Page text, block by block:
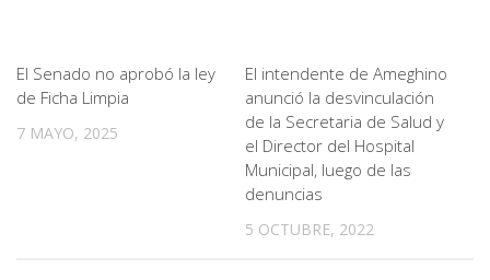
El Senado no aprobó la ley
de Ficha Limpia
7 MAYO, 2025
El intendente de Ameghino
anunció la desvinculación
de la Secretaria de Salud y
el Director del Hospital
Municipal, luego de las
denuncias
5 OCTUBRE, 2022